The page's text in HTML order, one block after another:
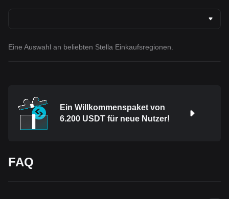
Eine Auswahl an beliebten Stella Einkaufsregionen.
Ein Willkommenspaket von
6.200 USDT für neue Nutzer!
FAQ